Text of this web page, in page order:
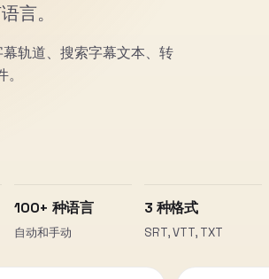
言。
轨道、搜索字幕文本、转
100+ 种语言
自动和手动
3 种格式
SRT, VTT, TXT